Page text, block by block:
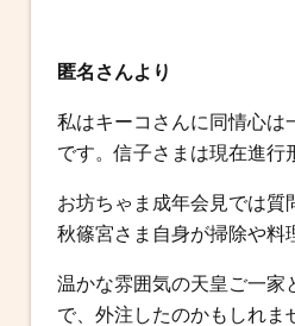
匿名さんより
私はキーコさんに同情心は
です。信子さまは現在進行
お坊ちゃま成年会見では質
秋篠宮さま自身が掃除や料
温かな雰囲気の天皇ご一家
で、外注したのかもしれま